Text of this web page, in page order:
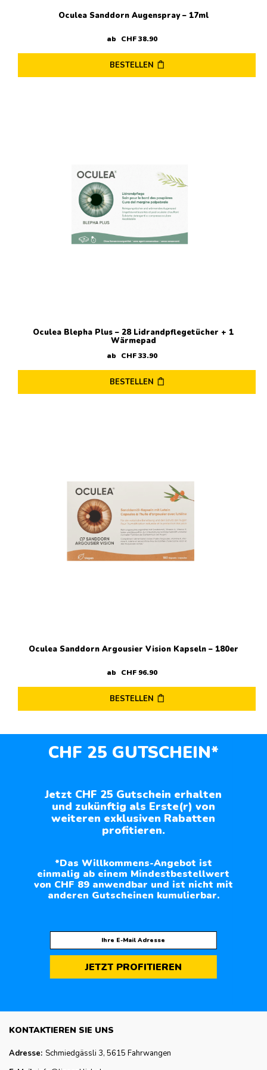
Oculea Sanddorn Augenspray – 17ml
ab CHF38.90
BESTELLEN
Oculea Blepha Plus – 28 Lidrandpflegetücher + 1
Wärmepad
ab CHF33.90
BESTELLEN
Oculea Sanddorn Argousier Vision Kapseln – 180er
ab CHF96.90
BESTELLEN
CHF 25 GUTSCHEIN*
Jetzt CHF 25 Gutschein erhalten
und zukünftig als Erste(r) von
weiteren exklusiven Rabatten
profitieren.
*Das Willkommens-Angebot ist
einmalig ab einem Mindestbestellwert
von CHF 89 anwendbar und ist nicht mit
anderen Gutscheinen kumulierbar.
JETZT PROFITIEREN
KONTAKTIEREN SIE UNS
Adresse: Schmiedgässli 3, 5615 Fahrwangen